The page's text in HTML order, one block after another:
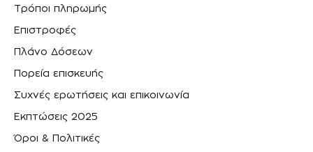
Τρόποι πληρωμής
Επιστροφές
Πλάνο Δόσεων
Πορεία επισκευής
Συχνές ερωτήσεις και επικοινωνία
Εκπτώσεις 2025
Όροι & Πολιτικές